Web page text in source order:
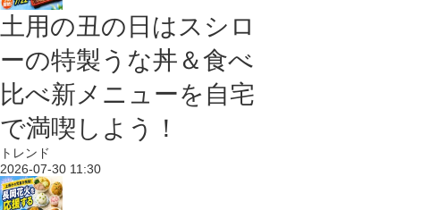
土用の丑の日はスシロ
ーの特製うな丼＆食べ
比べ新メニューを自宅
で満喫しよう！
トレンド
2026-07-30 11:30